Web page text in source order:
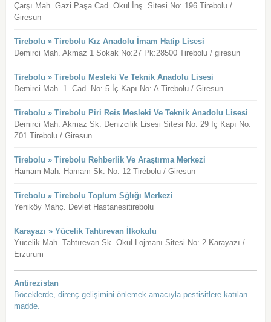
Çarşı Mah. Gazi Paşa Cad. Okul İnş. Sitesi No: 196 Tirebolu /
Giresun
Tirebolu » Tirebolu Kız Anadolu İmam Hatip Lisesi
Demirci Mah. Akmaz 1 Sokak No:27 Pk:28500 Tirebolu / giresun
Tirebolu » Tirebolu Mesleki Ve Teknik Anadolu Lisesi
Demirci Mah. 1. Cad. No: 5 İç Kapı No: A Tirebolu / Giresun
Tirebolu » Tirebolu Piri Reis Mesleki Ve Teknik Anadolu Lisesi
Demirci Mah. Akmaz Sk. Denizcilik Lisesi Sitesi No: 29 İç Kapı No:
Z01 Tirebolu / Giresun
Tirebolu » Tirebolu Rehberlik Ve Araştırma Merkezi
Hamam Mah. Hamam Sk. No: 12 Tirebolu / Giresun
Tirebolu » Tirebolu Toplum Sğlığı Merkezi
Yeniköy Mahç. Devlet Hastanesitirebolu
Karayazı » Yücelik Tahtırevan İlkokulu
Yücelik Mah. Tahtırevan Sk. Okul Lojmanı Sitesi No: 2 Karayazı /
Erzurum
Antirezistan
Böceklerde, direnç gelişimini önlemek amacıyla pestisitlere katılan
madde.